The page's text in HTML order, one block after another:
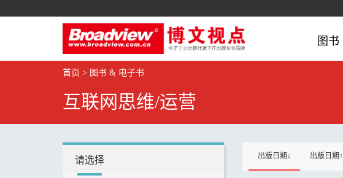
图书
首页 > 图书 & 电子书
互联网思维/运营
请选择 出版日期↓ 出版日期↑